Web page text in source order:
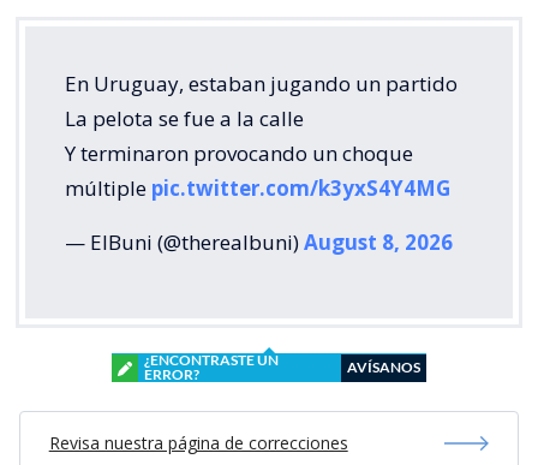
En Uruguay, estaban jugando un partido
La pelota se fue a la calle
Y terminaron provocando un choque
múltiple pic.twitter.com/k3yxS4Y4MG
— ElBuni (@therealbuni)August 8, 2026
¿ENCONTRASTE UN
ERROR?
AVÍSANOS
Revisa nuestra página de correcciones